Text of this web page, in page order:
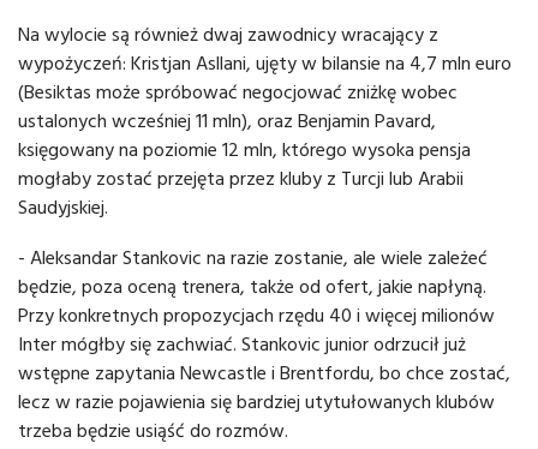
Na wylocie są również dwaj zawodnicy wracający z
wypożyczeń: Kristjan Asllani, ujęty w bilansie na 4,7 mln euro
(Besiktas może spróbować negocjować zniżkę wobec
ustalonych wcześniej 11 mln), oraz Benjamin Pavard,
księgowany na poziomie 12 mln, którego wysoka pensja
mogłaby zostać przejęta przez kluby z Turcji lub Arabii
Saudyjskiej.
- Aleksandar Stankovic na razie zostanie, ale wiele zależeć
będzie, poza oceną trenera, także od ofert, jakie napłyną.
Przy konkretnych propozycjach rzędu 40 i więcej milionów
Inter mógłby się zachwiać. Stankovic junior odrzucił już
wstępne zapytania Newcastle i Brentfordu, bo chce zostać,
lecz w razie pojawienia się bardziej utytułowanych klubów
trzeba będzie usiąść do rozmów.